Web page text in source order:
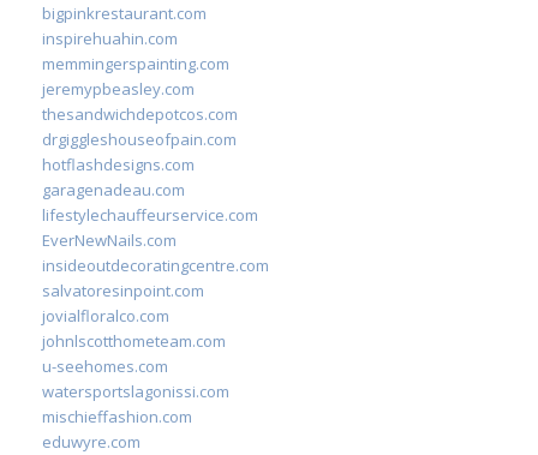
bigpinkrestaurant.com
inspirehuahin.com
memmingerspainting.com
jeremypbeasley.com
thesandwichdepotcos.com
drgiggleshouseofpain.com
hotflashdesigns.com
garagenadeau.com
lifestylechauffeurservice.com
EverNewNails.com
insideoutdecoratingcentre.com
salvatoresinpoint.com
jovialfloralco.com
johnlscotthometeam.com
u-seehomes.com
watersportslagonissi.com
mischieffashion.com
eduwyre.com